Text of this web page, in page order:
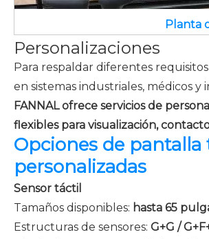
Planta
Personalizaciones
Para respaldar diferentes
en sistemas industriales, médicos y
FANNAL ofrece servicios de
flexibles para visualización,
Opciones de pantalla
personalizadas
Sensor táctil
Tamaños disponibles: hasta 65
Estructuras de sensores: G+G /